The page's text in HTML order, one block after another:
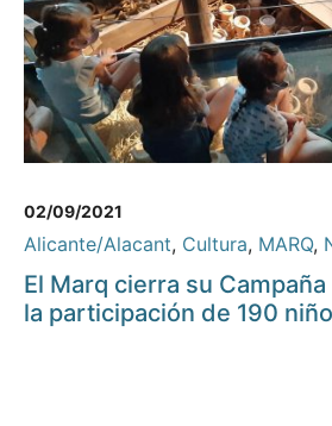
02/09/2021
Alicante/Alacant, Cultura, MARQ,
El Marq cierra su
la participación de 190